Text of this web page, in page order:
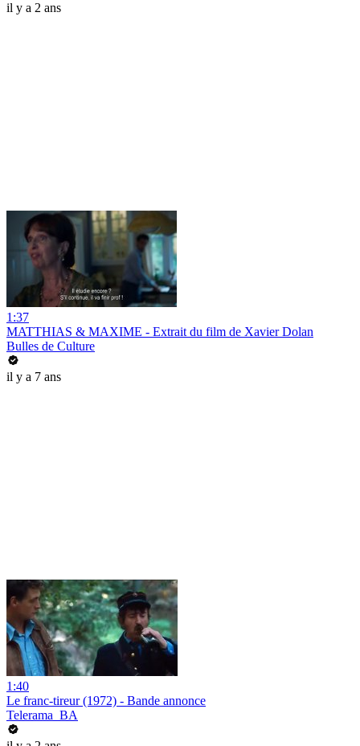
il y a 2 ans
1:37
MATTHIAS & MAXIME - Extrait du film de Xavier Dolan
Bulles de Culture
il y a 7 ans
1:40
Le franc-tireur (1972) - Bande annonce
Telerama_BA